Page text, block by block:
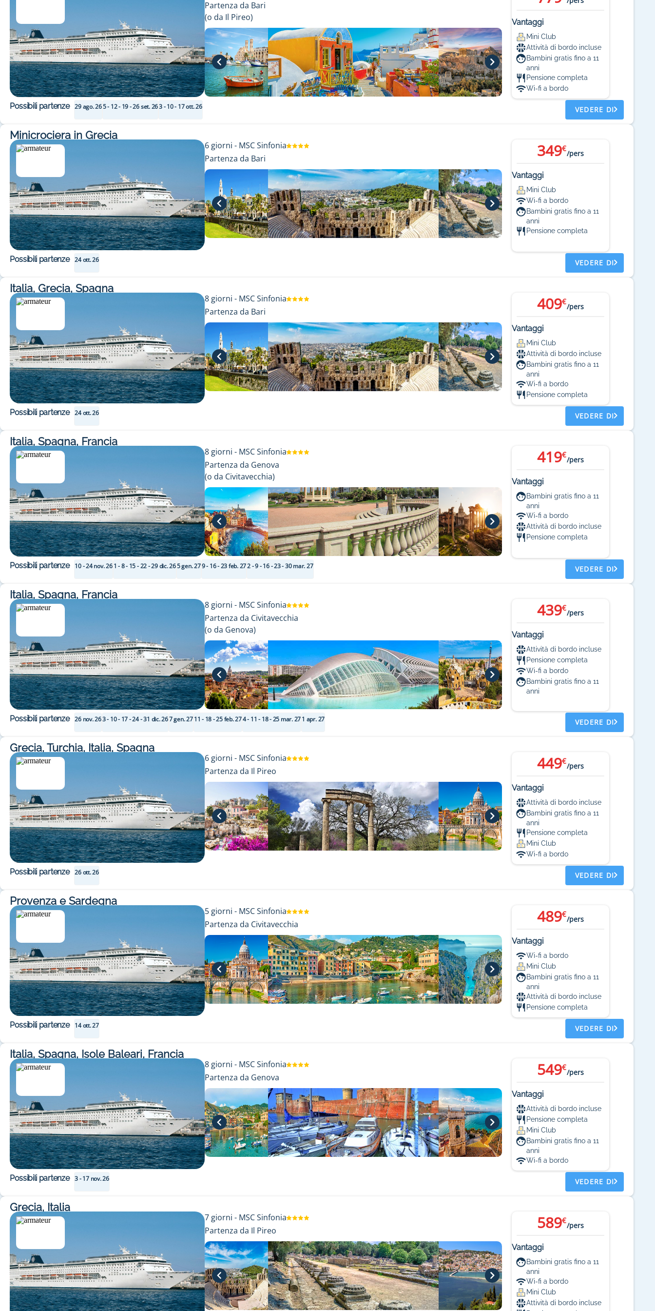
Partenza da Bari
(o da Il Pireo) Vantaggi
Mini Club
Attività di bordo incluse
Bambini gratis fino a 11
anni
Pensione completa
Wi-fi a bordo
Possibili partenze 29 ago. 265 - 12 - 19 - 26 set. 263 - 10 - 17 ott. 26 VEDERE DI
Minicrociera in Grecia
6 giorni - MSC Sinfonia
Partenza da Bari
349€
/pers
Vantaggi
Mini Club
Wi-fi a bordo
Bambini gratis fino a 11
anni
Pensione completa
Possibili partenze 24 ott. 26 VEDERE DI
Italia, Grecia, Spagna
8 giorni - MSC Sinfonia
Partenza da Bari
409€
/pers
Vantaggi
Mini Club
Attività di bordo incluse
Bambini gratis fino a 11
anni
Wi-fi a bordo
Pensione completa
Possibili partenze 24 ott. 26 VEDERE DI
Italia, Spagna, Francia
8 giorni - MSC Sinfonia
Partenza da Genova
(o da Civitavecchia)
419€
/pers
Vantaggi
Bambini gratis fino a 11
anni
Wi-fi a bordo
Attività di bordo incluse
Pensione completa
Possibili partenze 10 - 24 nov. 261 - 8 - 15 - 22 - 29 dic. 265 gen. 279 - 16 - 23 feb. 272 - 9 - 16 - 23 - 30 mar. 27 VEDERE DI
Italia, Spagna, Francia
8 giorni - MSC Sinfonia
Partenza da Civitavecchia
(o da Genova)
439€
/pers
Vantaggi
Attività di bordo incluse
Pensione completa
Wi-fi a bordo
Bambini gratis fino a 11
anni
Possibili partenze 26 nov. 263 - 10 - 17 - 24 - 31 dic. 267 gen. 2711 - 18 - 25 feb. 274 - 11 - 18 - 25 mar. 271 apr. 27 VEDERE DI
Grecia, Turchia, Italia, Spagna
6 giorni - MSC Sinfonia
Partenza da Il Pireo
449€
/pers
Vantaggi
Attività di bordo incluse
Bambini gratis fino a 11
anni
Pensione completa
Mini Club
Wi-fi a bordo
Possibili partenze 26 ott. 26 VEDERE DI
Provenza e Sardegna
5 giorni - MSC Sinfonia
Partenza da Civitavecchia
489€
/pers
Vantaggi
Wi-fi a bordo
Mini Club
Bambini gratis fino a 11
anni
Attività di bordo incluse
Pensione completa
Possibili partenze 14 ott. 27 VEDERE DI
Italia, Spagna, Isole Baleari, Francia
8 giorni - MSC Sinfonia
Partenza da Genova
549€
/pers
Vantaggi
Attività di bordo incluse
Pensione completa
Mini Club
Bambini gratis fino a 11
anni
Wi-fi a bordo
Possibili partenze 3 - 17 nov. 26 VEDERE DI
Grecia, Italia
7 giorni - MSC Sinfonia
Partenza da Il Pireo
589€
/pers
Vantaggi
Bambini gratis fino a 11
anni
Wi-fi a bordo
Mini Club
Attività di bordo incluse